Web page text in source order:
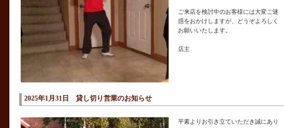
ご来店を検討中のお客様には大変ご迷
惑をおかけしますが、どうぞよろしく
お願いいたします。
店主
2025年1月31日 貸し切り営業のお知らせ
平素よりお引き立ていただき誠にあり